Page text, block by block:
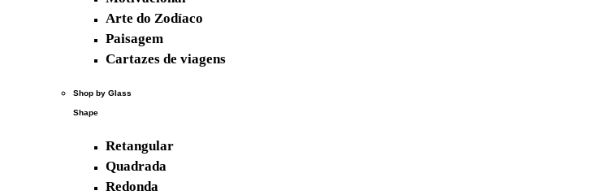
Arte do Zodíaco
Paisagem
Cartazes de viagens
Shop by Glass
Shape
Retangular
Quadrada
Redonda